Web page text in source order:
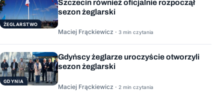
ŻEGLARSTWO
Szczecin również oficjalnie rozpoczął
sezon żeglarski
Maciej Frąckiewicz · 3 min czytania
GDYNIA
Gdyńscy żeglarze uroczyście otworzyli
sezon żeglarski
Maciej Frąckiewicz · 2 min czytania